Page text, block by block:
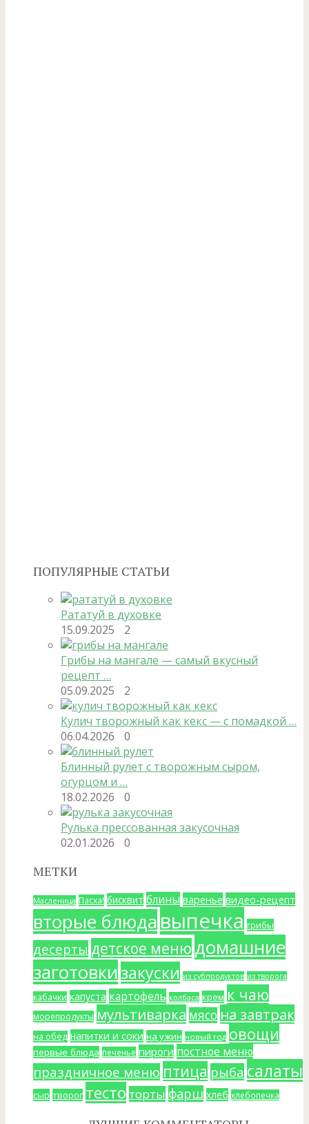
ПОПУЛЯРНЫЕ СТАТЬИ
Рататуй в духовке
15.09.2025
2
Грибы на мангале — самый вкусный
рецепт …
05.09.2025
2
Кулич творожный как кекс — с помадкой …
06.04.2026
0
Блинный рулет с творожным сыром,
огурцом и …
18.02.2026
0
Рулька прессованная закусочная
02.01.2026
0
МЕТКИ
Масленица Пасха! бисквит блины варенье видео-рецепт
вторые блюдавыпечка грибы
десерты детское меню домашние
заготовкизакуски из субпродуктов из творога
кабачки капуста картофель колбаса крем к чаю
морепродукты мультиварка мясо на завтрак
на обед напитки и соки на ужин новый год овощи
первые блюда печенье пироги постное меню
праздничное меню птица рыба салаты
сыр творог тесто торты фарш хлеб хлебопечка